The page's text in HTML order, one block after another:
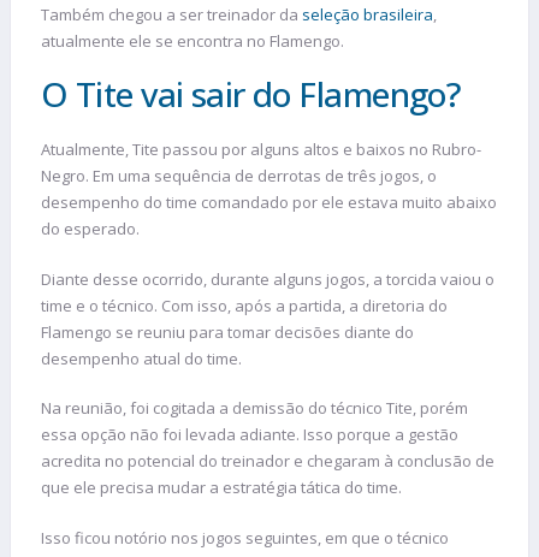
Também chegou a ser treinador da seleção brasileira,
atualmente ele se encontra no Flamengo.
O Tite vai sair do Flamengo?
Atualmente, Tite passou por alguns altos e baixos no Rubro-
Negro. Em uma sequência de derrotas de três jogos, o
desempenho do time comandado por ele estava muito abaixo
do esperado.
Diante desse ocorrido, durante alguns jogos, a torcida vaiou o
time e o técnico. Com isso, após a partida, a diretoria do
Flamengo se reuniu para tomar decisões diante do
desempenho atual do time.
Na reunião, foi cogitada a demissão do técnico Tite, porém
essa opção não foi levada adiante. Isso porque a gestão
acredita no potencial do treinador e chegaram à conclusão de
que ele precisa mudar a estratégia tática do time.
Isso ficou notório nos jogos seguintes, em que o técnico